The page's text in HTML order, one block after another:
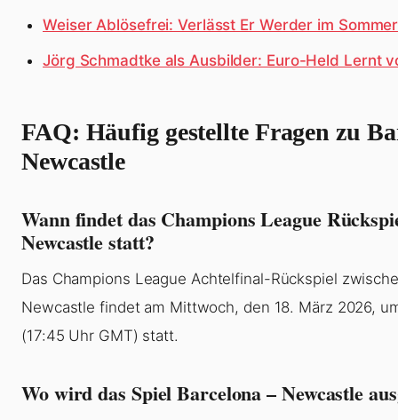
Weiser Ablösefrei: Verlässt Er Werder im
Jörg Schmadtke als Ausbilder: Euro-Held Lernt
FAQ: Häufig gestellte Fragen zu
Newcastle
Wann findet das Champions League
Newcastle statt?
Das Champions League Achtelfinal-Rückspiel
Newcastle findet am Mittwoch, den 18. März 2026,
(17:45 Uhr GMT) statt.
Wo wird das Spiel Barcelona – Newcastle